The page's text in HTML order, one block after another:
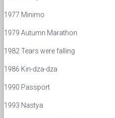
1977 Minimo
1979 Autumn Marathon
1982 Tears were falling
1986 Kin-dza-dza
1990 Passport
1993 Nastya